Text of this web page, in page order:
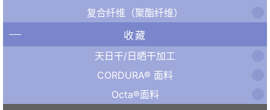
复合纤维（聚酯纤维）
收藏
天日干/日晒干加工
CORDURA® 面料
Octa®面料